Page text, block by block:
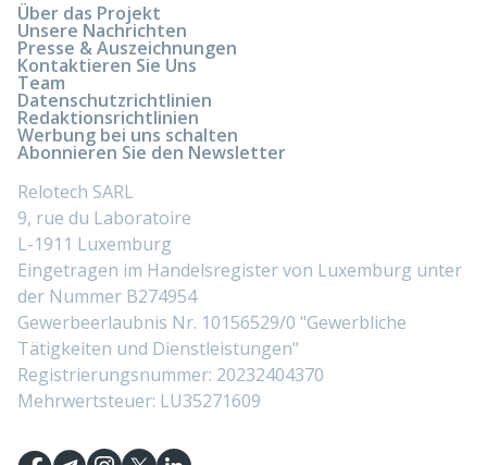
Über das Projekt
Unsere Nachrichten
Presse & Auszeichnungen
Kontaktieren Sie Uns
Team
Datenschutzrichtlinien
Redaktionsrichtlinien
Werbung bei uns schalten
Abonnieren Sie den Newsletter
Relotech SARL
9, rue du Laboratoire
L-1911 Luxemburg
Eingetragen im Handelsregister von Luxemburg unter
der Nummer B274954
Gewerbeerlaubnis Nr. 10156529/0 "Gewerbliche
Tätigkeiten und Dienstleistungen"
Registrierungsnummer: 20232404370
Mehrwertsteuer: LU35271609